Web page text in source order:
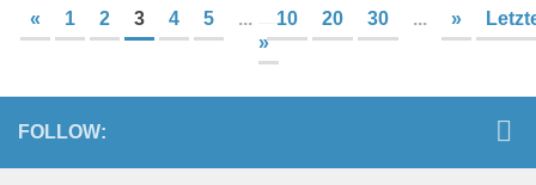
« 1 2 3 4 5 ... 10 20 30 ... »
»
FOLLOW: